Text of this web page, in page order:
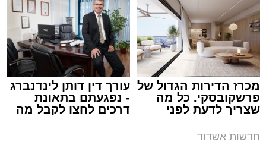
מכרז הדירות הגדול של
פרשקובסקי. כל מה
שצריך לדעת לפני
באשדוד
עורך דין דותן לינדנברג
- נפגעתם בתאונת
דרכים לחצו לקבל מה
חדשות אשדוד